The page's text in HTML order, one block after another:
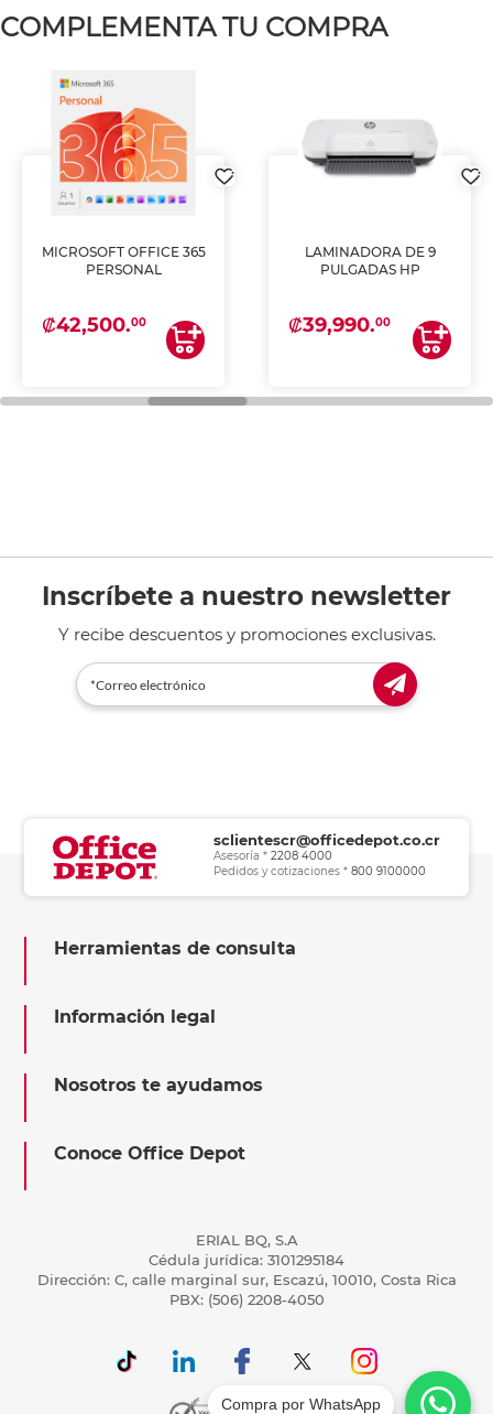
COMPLEMENTA TU COMPRA
MICROSOFT OFFICE 365
PERSONAL
₡42,500.00
LAMINADORA DE 9
PULGADAS HP
₡39,990.00
Inscríbete a nuestro newsletter
Y recibe descuentos y promociones exclusivas.
sclientescr@officedepot.co.cr
Asesoría *2208 4000
Pedidos y cotizaciones *800 9100000
Herramientas de consulta
Información legal
Nosotros te ayudamos
Conoce Office Depot
ERIAL BQ, S.A
Cédula jurídica: 3101295184
Dirección: C, calle marginal sur, Escazú, 10010, Costa Rica
PBX: (506) 2208-4050
Compra por WhatsApp